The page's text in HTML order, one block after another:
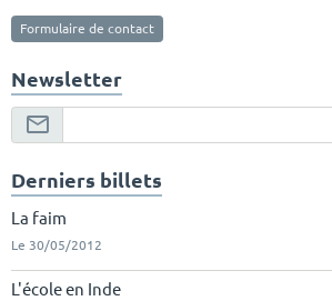
Formulaire de contact
Newsletter
Derniers billets
La faim
Le 30/05/2012
L'école en Inde